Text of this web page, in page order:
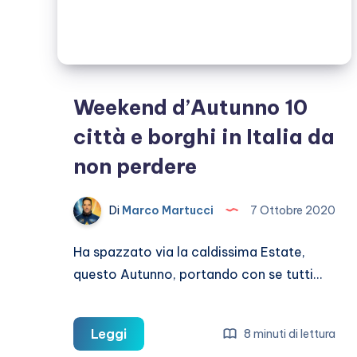
Weekend d’Autunno 10
città e borghi in Italia da
non perdere
Di Marco Martucci 7 Ottobre 2020
Ha spazzato via la caldissima Estate,
questo Autunno, portando con se tutti…
LeggiWeekend
8 minuti di lettura